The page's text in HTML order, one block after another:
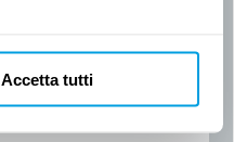
Accetta tutti